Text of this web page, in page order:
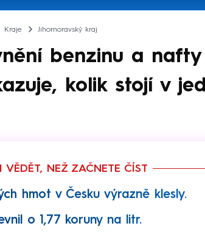
Kraje Jihomoravský kraj
benzinu a nafty
kolik stojí v
VĚDĚT, NEŽ ZAČNETE ČÍST
hmot v Česku výrazně klesly.
o 1,77 koruny na litr.